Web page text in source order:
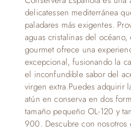
delicatessen mediterránea
paladares más exigentes.
aguas cristalinas del océano,
gourmet ofrece una
excepcional, fusionando la
el inconfundible sabor del
virgen extra.Puedes adquirir
atún en conserva en dos
tamaño pequeño OL-120 y
900. Descubre con nosotros